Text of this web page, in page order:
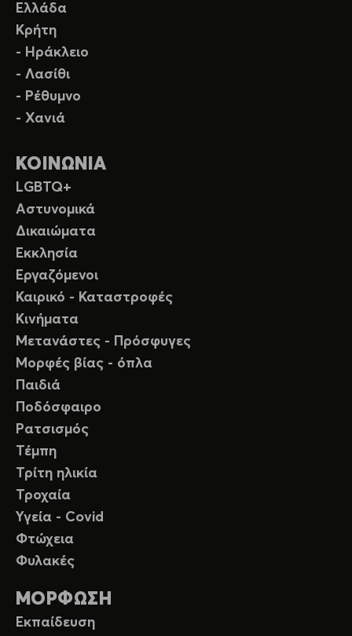
Ελλάδα
Κρήτη
- Ηράκλειο
- Λασίθι
- Ρέθυμνο
- Χανιά
ΚΟΙΝΩΝΙΑ
LGBTQ+
Αστυνομικά
Δικαιώματα
Εκκλησία
Εργαζόμενοι
Καιρικό - Καταστροφές
Κινήματα
Μετανάστες - Πρόσφυγες
Μορφές βίας - όπλα
Παιδιά
Ποδόσφαιρο
Ρατσισμός
Τέμπη
Τρίτη ηλικία
Τροχαία
Υγεία - Covid
Φτώχεια
Φυλακές
ΜΟΡΦΩΣΗ
Εκπαίδευση